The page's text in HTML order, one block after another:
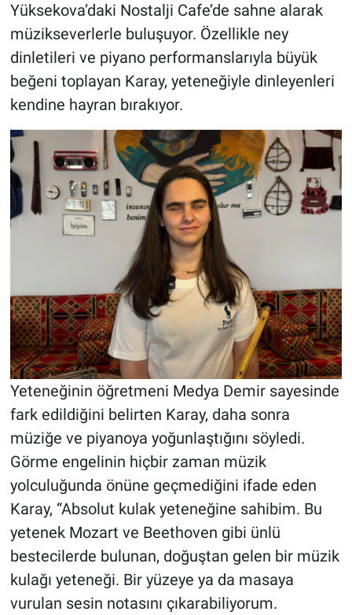
Yüksekova’daki Nostalji Cafe’de sahne alarak
müzikseverlerle buluşuyor. Özellikle ney
dinletileri ve piyano performanslarıyla büyük
beğeni toplayan Karay, yeteneğiyle dinleyenleri
kendine hayran bırakıyor.
Yeteneğinin öğretmeni Medya Demir sayesinde
fark edildiğini belirten Karay, daha sonra
müziğe ve piyanoya yoğunlaştığını söyledi.
Görme engelinin hiçbir zaman müzik
yolculuğunda önüne geçmediğini ifade eden
Karay, “Absolut kulak yeteneğine sahibim. Bu
yetenek Mozart ve Beethoven gibi ünlü
bestecilerde bulunan, doğuştan gelen bir müzik
kulağı yeteneği. Bir yüzeye ya da masaya
vurulan sesin notasını çıkarabiliyorum.